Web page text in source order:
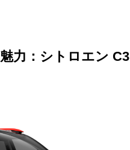
力：シトロエン C3